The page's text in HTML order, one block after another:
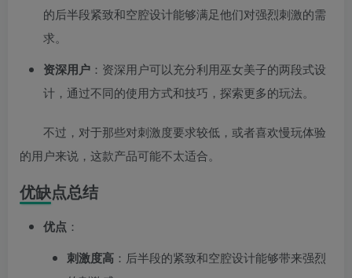
的后半段紧致和空腔设计能够满足他们对强烈刺激的需
求。
资深用户 ：资深用户可以充分利用巫女美子的两段式设
计，通过不同的使用方式和技巧，探索更多的玩法。
不过，对于那些对刺激度要求较低，或者喜欢慢玩体验
的用户来说，这款产品可能不太适合。
优缺点总结
优点 ：
刺激度高 ：后半段的紧致和空腔设计能够带来强烈